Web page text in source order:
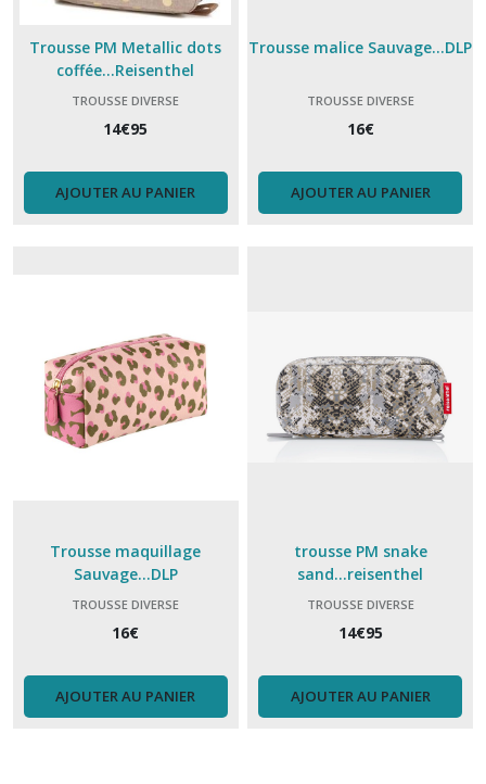
Trousse PM Metallic dots
coffée...Reisenthel
TROUSSE DIVERSE
14€95
AJOUTER AU PANIER
Trousse malice Sauvage...DLP
TROUSSE DIVERSE
16€
AJOUTER AU PANIER
Trousse maquillage
Sauvage...DLP
TROUSSE DIVERSE
16€
AJOUTER AU PANIER
trousse PM snake
sand...reisenthel
TROUSSE DIVERSE
14€95
AJOUTER AU PANIER